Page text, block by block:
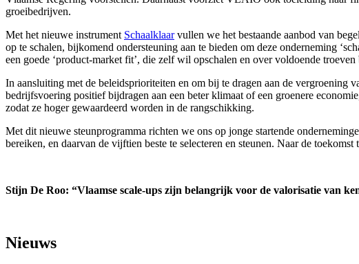
groeibedrijven.
Met het nieuwe instrument Schaalklaarvullen we het bestaande aanbod van
op te schalen, bijkomend ondersteuning aan te bieden om deze onderneming
een goede ‘product-market fit’, die zelf wil opschalen en over voldoende
In aansluiting met de beleidsprioriteiten en om bij te dragen aan de vergroening
bedrijfsvoering positief bijdragen aan een beter klimaat of een groenere
zodat ze hoger gewaardeerd worden in de rangschikking.
Met dit nieuwe steunprogramma richten we ons op jonge startende
bereiken, en daarvan de vijftien beste te selecteren en steunen. Naar de
Stijn De Roo: “Vlaamse scale-ups zijn belangrijk voor de valorisatie van
Nieuws